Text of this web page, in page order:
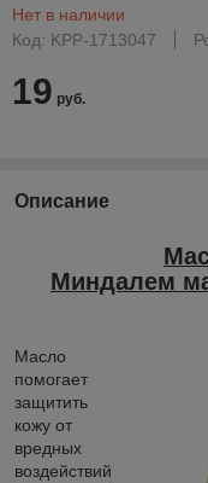
Нет в наличии
Код: KPP-1713047
19 руб.
Описание
Миндалем
Масло
помогает
защитить
кожу от
вредных
воздействий